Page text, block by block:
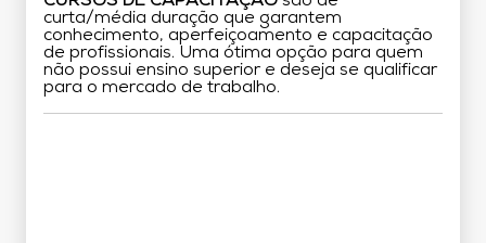
curta/média duração que garantem
conhecimento, aperfeiçoamento e capacitação
de profissionais. Uma ótima opção para quem
não possui ensino superior e deseja se qualificar
para o mercado de trabalho.